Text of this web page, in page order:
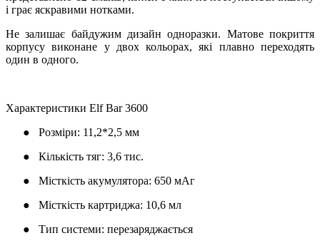
і грає яскравими нотками.
Не залишає байдужим дизайн одноразки. Матове покриття
корпусу виконане у двох кольорах, які плавно переходять
один в одного.
Характеристики Elf ​​Bar 3600
●
Розміри: 11,2*2,5 мм
●
Кількість тяг: 3,6 тис.
●
Місткість акумулятора: 650 мАг
●
Місткість картриджа: 10,6 мл
●
Тип системи: перезаряджається